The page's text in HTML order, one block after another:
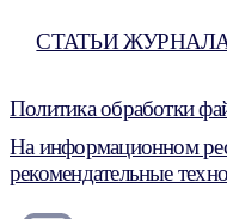
СТАТЬИ
Политика обработки
На информационном
рекомендательные